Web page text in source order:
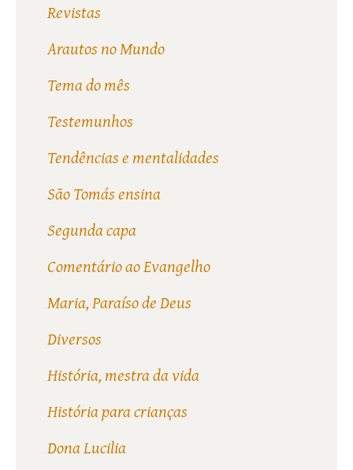
Revistas
Arautos no Mundo
Tema do mês
Testemunhos
Tendências e mentalidades
São Tomás ensina
Segunda capa
Comentário ao Evangelho
Maria, Paraíso de Deus
Diversos
História, mestra da vida
História para crianças
Dona Lucilia